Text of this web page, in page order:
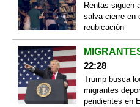
Rentas siguen
salva cierre en
reubicación
22:28
Trump busca
migrantes
pendientes en